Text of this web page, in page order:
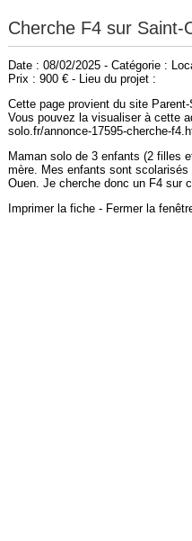
Cherche F4 sur Saint-
Date : 08/02/2025 - Catégorie :
Prix : 900 € - Lieu du projet :
Cette page provient du site Parent-
Vous pouvez la visualiser à cette
solo.fr/annonce-17595-cherche-
Maman solo de 3 enfants (2 filles
mère. Mes enfants sont
Ouen. Je cherche donc un F4 sur
Imprimer la fiche- Fermer la